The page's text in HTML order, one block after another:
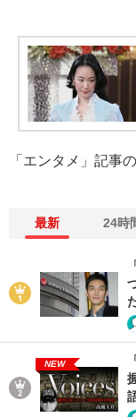
「エンタメ」記事
最新 24時
NEW